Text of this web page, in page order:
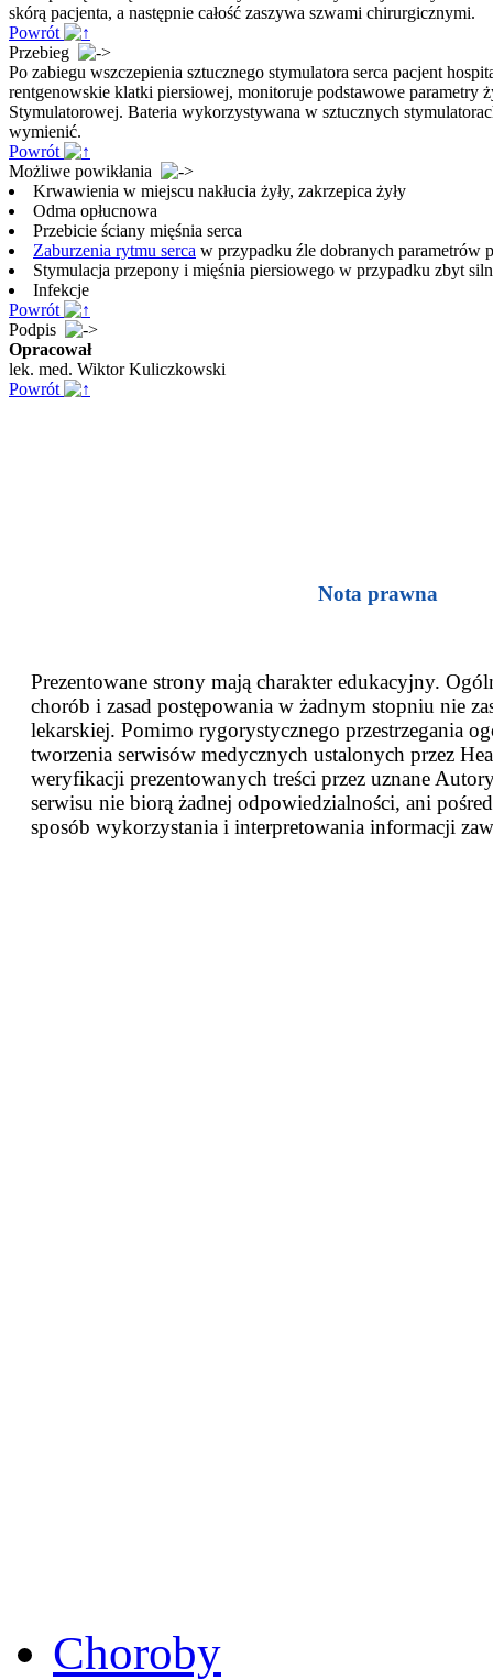
skórą pacjenta, a następnie całość zaszywa szwami chirurgicznymi.
Powrót
Przebieg
Po zabiegu wszczepienia sztucznego stymulatora serca pacjent
rentgenowskie klatki piersiowej, monitoruje podstawowe parametry
Stymulatorowej. Bateria wykorzystywana w sztucznych
wymienić.
Powrót
Możliwe powikłania
Krwawienia w miejscu nakłucia żyły, zakrzepica żyły
Odma opłucnowa
Przebicie ściany mięśnia serca
Zaburzenia rytmu serca w przypadku źle dobranych parametrów
Stymulacja przepony i mięśnia piersiowego w przypadku zbyt
Infekcje
Powrót
Podpis
Opracował
lek. med. Wiktor Kuliczkowski
Powrót
Nota prawna
Prezentowane strony mają charakter edukacyjny.
chorób i zasad postępowania w żadnym stopniu nie
lekarskiej. Pomimo rygorystycznego przestrzegania
tworzenia serwisów medycznych ustalonych przez
weryfikacji prezentowanych treści przez uznane
serwisu nie biorą żadnej odpowiedzialności, ani
sposób wykorzystania i interpretowania informacji
Choroby